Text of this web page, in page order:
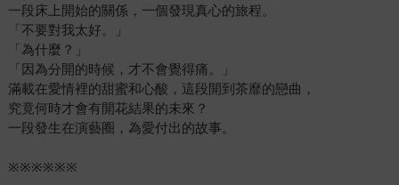
一段床上開始的關係，一個發現真心的旅程。
「不要對我太好。」
「為什麼？」
「因為分開的時候，才不會覺得痛。」
滿載在愛情裡的甜蜜和心酸，這段開到茶靡的戀曲，
究竟何時才會有開花結果的未來？
一段發生在演藝圈，為愛付出的故事。
※※※※※※